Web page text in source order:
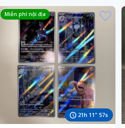
21h 11"55s
Miễn phí nội địa